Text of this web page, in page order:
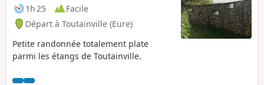
1h 25
Facile
Départ à Toutainville (Eure)
Petite randonnée totalement plate
parmi les étangs de Toutainville.